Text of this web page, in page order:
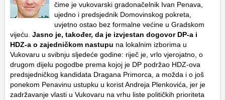
čime je vukovarski gradonačelnik Ivan Penava,
ujedno i predsjednik Domovinskog pokreta,
uvjetno ostao bez formalne većine u Gradskom
vijeću. Jasno je, također, da je izvjestan dogovor DP-a i
HDZ-a o zajedničkom nastupu na lokalnim izborima u
Vukovaru u svibnju sljedeće godine: riječ je, vrlo vjerojatno, o
drugom dijelu pogodbe prema kojoj je DP podržao HDZ-ova
predsjedničkog kandidata Dragana Primorca, a možda i o još
ponekom Penavinu ustupku u korist Andreja Plenkovića, jer je
zadržavanje vlasti u Vukovaru na vrhu liste političkih prioriteta